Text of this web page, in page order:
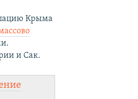
Крыма
и Сак.